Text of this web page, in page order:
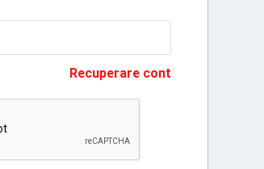
Recuperare cont